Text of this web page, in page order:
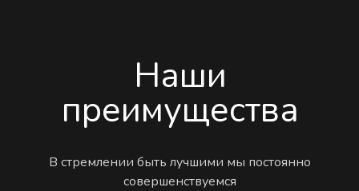
Наши
преимущества
В стремлении быть лучшими мы постоянно
совершенствуемся